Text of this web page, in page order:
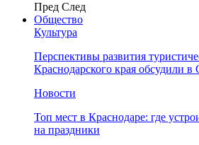
Пред След
Общество
Культура
Перспективы развития
Краснодарского края обсудили в
Новости
Топ мест в Краснодаре: где
на праздники